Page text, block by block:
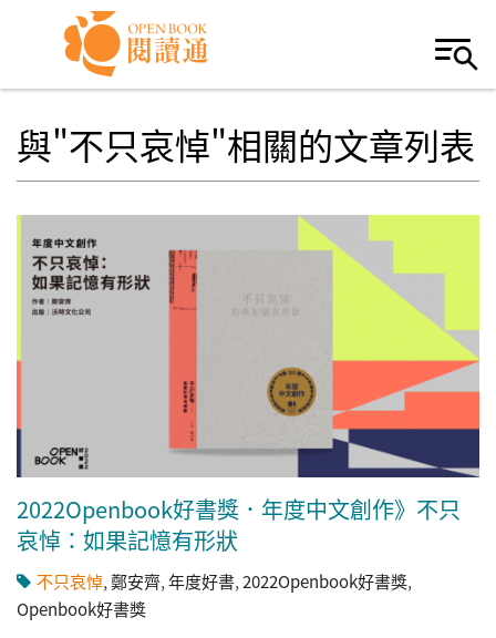
Skip to navigation
移至主內容
與"不只哀悼"相關的文章列表
2022Openbook好書獎．年度中文創作》不只
哀悼：如果記憶有形狀
不只哀悼,鄭安齊,年度好書,2022Openbook好書獎,
Openbook好書獎